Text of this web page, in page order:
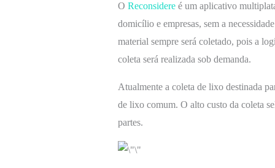
O Reconsidere é um aplicativo
domicílio e empresas, sem a
material sempre será coletado, pois a
coleta será realizada sob demanda.
Atualmente a coleta de lixo destinada
de lixo comum. O alto custo da coleta
partes.